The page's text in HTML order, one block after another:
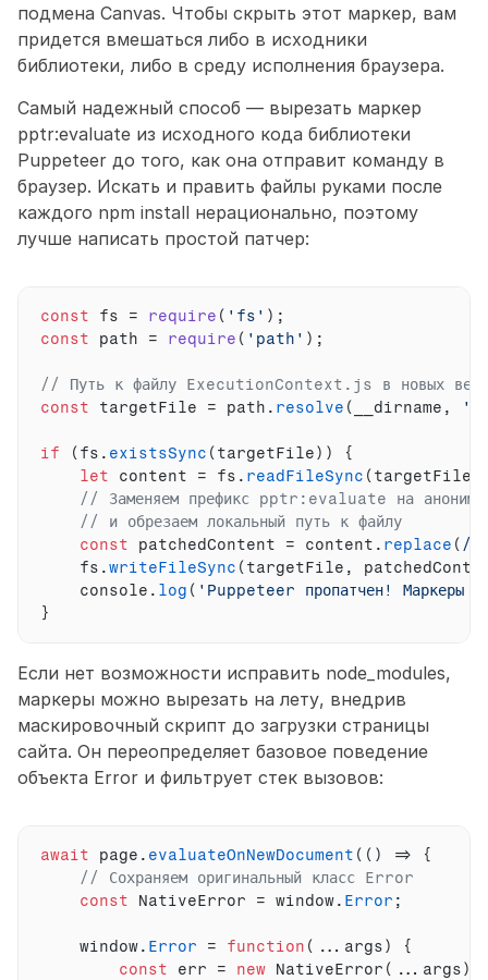
подмена Canvas. Чтобы скрыть этот маркер, вам
придется вмешаться либо в исходники
библиотеки, либо в среду исполнения браузера.
Самый надежный способ — вырезать маркер
pptr:evaluate из исходного кода библиотеки
Puppeteer до того, как она отправит команду в
браузер. Искать и править файлы руками после
каждого npm install нерационально, поэтому
лучше написать простой патчер:
const fs = require ( 'fs' ) ;
const
path = require ( 'path' ) ;
// Путь к файлу ExecutionContext.js в новых
const
targetFile = path . resolve ( __dirname ,
if ( fs . existsSync ( targetFile) )
{
let
content = fs . readFileSync ( targetFile
// Заменяем префикс pptr:evaluate на
// и обрезаем локальный путь к файлу
const
patchedContent = content . replace ( /
fs .writeFileSync ( targetFile ,
console . log ( 'Puppeteer пропатчен!
}
Если нет возможности исправить node_modules,
маркеры можно вырезать на лету, внедрив
маскировочный скрипт до загрузки страницы
сайта. Он переопределяет базовое поведение
объекта Error и фильтрует стек вызовов:
await page . evaluateOnNewDocument ( ( ) =>
{
// Сохраняем оригинальный класс Error
const
NativeError = window. Error ;
window. Error = function ( ... args)
{
const
err = new NativeError ( ... args)